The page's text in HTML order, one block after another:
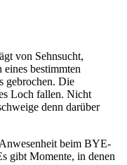
von Sehnsucht,
bestimmten
gebrochen. Die
Loch fallen. Nicht
denn darüber
beim BYE-
gibt Momente, in denen